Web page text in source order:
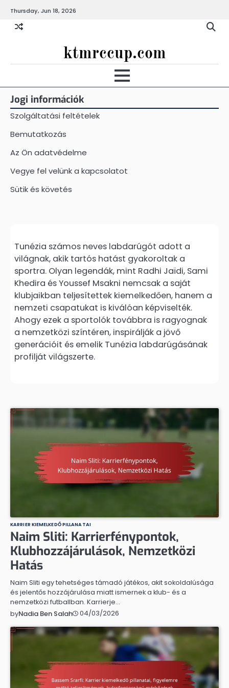
content
Thursday, Jun 18, 2026
ktmrccup.com
Jogi információk
Szolgáltatási feltételek
Bemutatkozás
Az Ön adatvédelme
Vegye fel velünk a kapcsolatot
Sütik és követés
Tunézia számos neves labdarúgót adott a
világnak, akik tartós hatást gyakoroltak a
sportra. Olyan legendák, mint Radhi Jaïdi, Sami
Khedira és Youssef Msakni nemcsak a saját
klubjaikban teljesítettek kiemelkedően, hanem a
nemzeti csapatukat is kiválóan képviselték.
Ahogy ezek a sportolók továbbra is ragyognak
a nemzetközi színtéren, inspirálják a jövő
generációit és emelik Tunézia labdarúgásának
profilját világszerte.
KARRIER KIEMELKEDŐ PILLANATAI
Naim Sliti: Karrierfénypontok,
Klubhozzájárulások, Nemzetközi
Hatás
Naim Sliti egy tehetséges támadó játékos, akit sokoldalúsága
és jelentős hozzájárulása miatt ismernek a klub- és a
nemzetközi futballban. Karrierje…
byNadia Ben Salah 04/03/2026